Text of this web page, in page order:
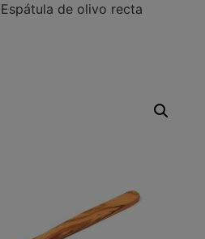
Espátula de olivo recta